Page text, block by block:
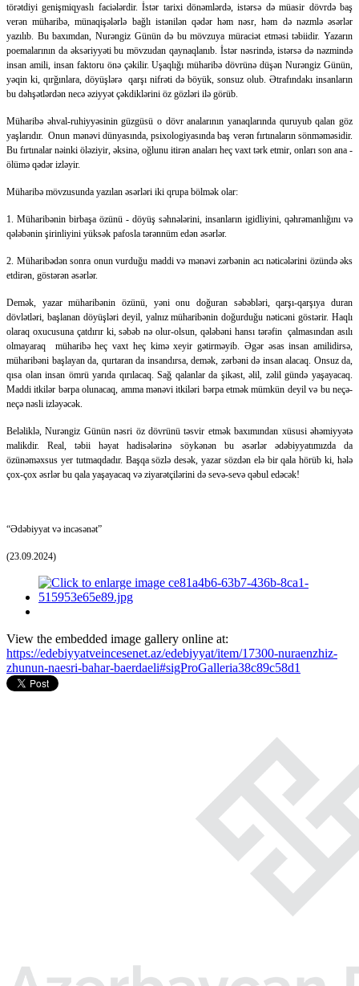
törətdiyi genişmiqyaslı faciələrdir. İstər tarixi dönəmlərdə, istərsə də müasir dövrdə baş
verən müharibə, münaqişələrlə bağlı istənilən qədər həm nəsr, həm də nəzmlə əsərlər
yazılıb. Bu baxımdan, Nurəngiz Günün də bu mövzuya müraciət etməsi təbiidir. Yazarın
poemalarının da əksəriyyəti bu mövzudan qaynaqlanıb. İstər nəsrində, istərsə də nəzmində
insan amili, insan faktoru önə çəkilir. Uşaqlığı müharibə dövrünə düşən Nurəngiz Günün,
yəqin ki, qırğınlara, döyüşlərə qarşı nifrəti də böyük, sonsuz olub. Ətrafındakı insanların
bu dəhşətlərdən necə əziyyət çəkdiklərini öz gözləri ilə görüb.
Müharibə əhval-ruhiyyəsinin güzgüsü o dövr analarının yanaqlarında quruyub qalan göz
yaşlarıdır. Onun mənəvi dünyasında, psixologiyasında baş verən fırtınaların sönməməsidir.
Bu fırtınalar nəinki öləziyir, əksinə, oğlunu itirən anaları heç vaxt tərk etmir, onları son ana -
ölümə qədər izləyir.
Müharibə mövzusunda yazılan əsərləri iki qrupa bölmək olar:
1. Müharibənin birbaşa özünü - döyüş səhnələrini, insanların igidliyini, qəhrəmanlığını və
qələbənin şirinliyini yüksək pafosla tərənnüm edən əsərlər.
2. Müharibədən sonra onun vurduğu maddi və mənəvi zərbənin acı nəticələrini özündə əks
etdirən, göstərən əsərlər.
Demək, yazar müharibənin özünü, yəni onu doğuran səbəbləri, qarşı-qarşıya duran
dövlətləri, başlanan döyüşləri deyil, yalnız müharibənin doğurduğu nəticəni göstərir. Haqlı
olaraq oxucusuna çatdırır ki, səbəb nə olur-olsun, qələbəni hansı tərəfin çalmasından asılı
olmayaraq müharibə heç vaxt heç kimə xeyir gətirməyib. Əgər əsas insan amilidirsə,
müharibəni başlayan da, qurtaran da insandırsa, demək, zərbəni də insan alacaq. Onsuz da,
qısa olan insan ömrü yarıda qırılacaq. Sağ qalanlar da şikəst, əlil, zəlil gündə yaşayacaq.
Maddi itkilər bərpa olunacaq, amma mənəvi itkiləri bərpa etmək mümkün deyil və bu neçə-
neçə nəsli izləyəcək.
Beləliklə, Nurəngiz Günün nəsri öz dövrünü təsvir etmək baxımından xüsusi əhəmiyyətə
malikdir. Real, təbii həyat hadisələrinə söykənən bu əsərlər ədəbiyyatımızda da
özünəməxsus yer tutmaqdadır. Başqa sözlə desək, yazar sözdən elə bir qala hörüb ki, hələ
çox-çox əsrlər bu qala yaşayacaq və ziyarətçilərini də sevə-sevə qəbul edəcək!
“Ədəbiyyat və incəsənət”
(23.09.2024)
View the embedded image gallery online at:
https://edebiyyatveincesenet.az/edebiyyat/item/17300-nuraenzhiz-
zhunun-naesri-bahar-baerdaeli#sigProGalleria38c89c58d1